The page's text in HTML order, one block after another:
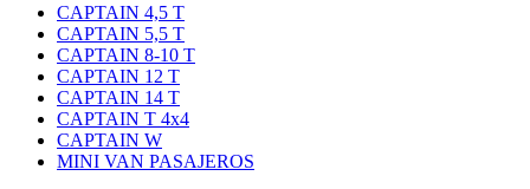
CAPTAIN 4,5 T
CAPTAIN 5,5 T
CAPTAIN 8-10 T
CAPTAIN 12 T
CAPTAIN 14 T
CAPTAIN T 4x4
CAPTAIN W
MINI VAN PASAJEROS